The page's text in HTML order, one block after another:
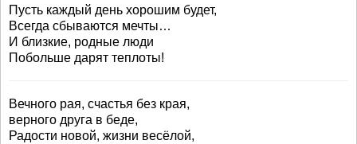
Пусть каждый день хорошим будет,
Всегда сбываются мечты…
И близкие, родные люди
Побольше дарят теплоты!
Вечного рая, счастья без края,
верного друга в беде,
Радости новой, жизни весёлой,